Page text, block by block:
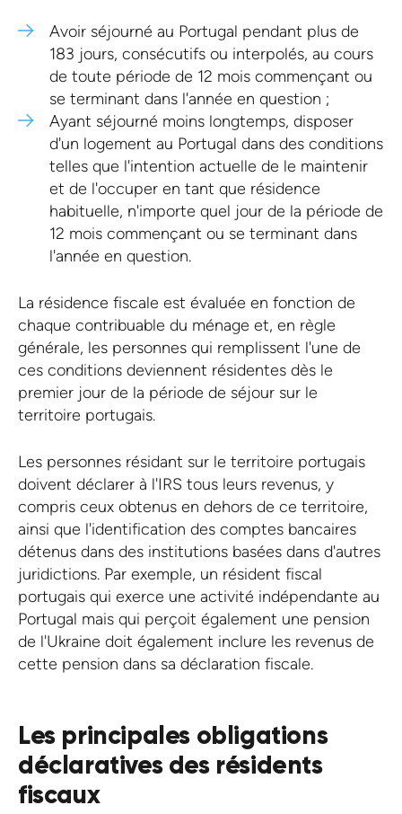
Avoir séjourné au Portugal pendant plus de
183 jours, consécutifs ou interpolés, au cours
de toute période de 12 mois commençant ou
se terminant dans l'année en question ;
Ayant séjourné moins longtemps, disposer
d'un logement au Portugal dans des conditions
telles que l'intention actuelle de le maintenir
et de l'occuper en tant que résidence
habituelle, n'importe quel jour de la période de
12 mois commençant ou se terminant dans
l'année en question.
La résidence fiscale est évaluée en fonction de
chaque contribuable du ménage et, en règle
générale, les personnes qui remplissent l'une de
ces conditions deviennent résidentes dès le
premier jour de la période de séjour sur le
territoire portugais.
Les personnes résidant sur le territoire portugais
doivent déclarer à l'IRS tous leurs revenus, y
compris ceux obtenus en dehors de ce territoire,
ainsi que l'identification des comptes bancaires
détenus dans des institutions basées dans d'autres
juridictions. Par exemple, un résident fiscal
portugais qui exerce une activité indépendante au
Portugal mais qui perçoit également une pension
de l'Ukraine doit également inclure les revenus de
cette pension dans sa déclaration fiscale.
Les principales obligations
déclaratives des résidents
fiscaux